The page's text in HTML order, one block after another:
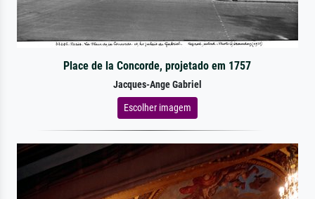
Place de la Concorde, projetado em 1757
Jacques-Ange Gabriel
Escolher imagem